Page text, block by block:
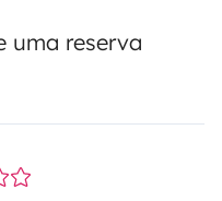
uma reserva